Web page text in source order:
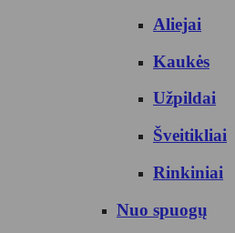
Aliejai
Kaukės
Užpildai
Šveitikliai
Rinkiniai
Nuo spuogų